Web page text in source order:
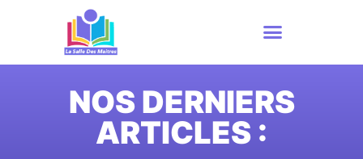
NOS DERNIERS
ARTICLES :